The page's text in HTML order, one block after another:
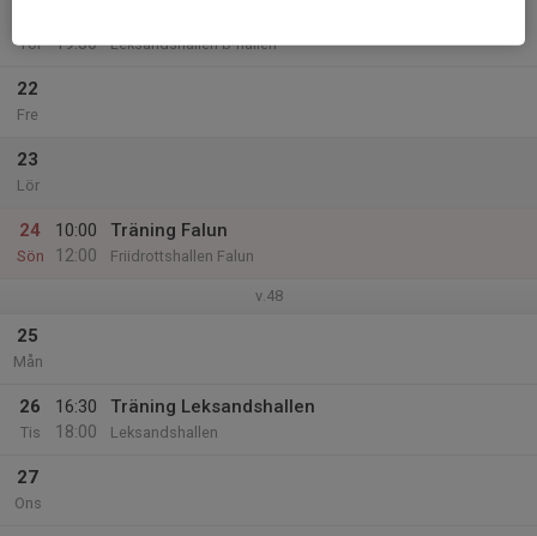
Tor
19:30
Leksandshallen b-hallen
22
Fre
23
Lör
24
Sön
10:00
12:00
Träning Falun
Friidrottshallen Falun
v.48
25
Mån
26
Tis
16:30
18:00
Träning Leksandshallen
Leksandshallen
27
Ons